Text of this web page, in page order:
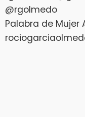
@rgolmedo
Palabra de Mujer